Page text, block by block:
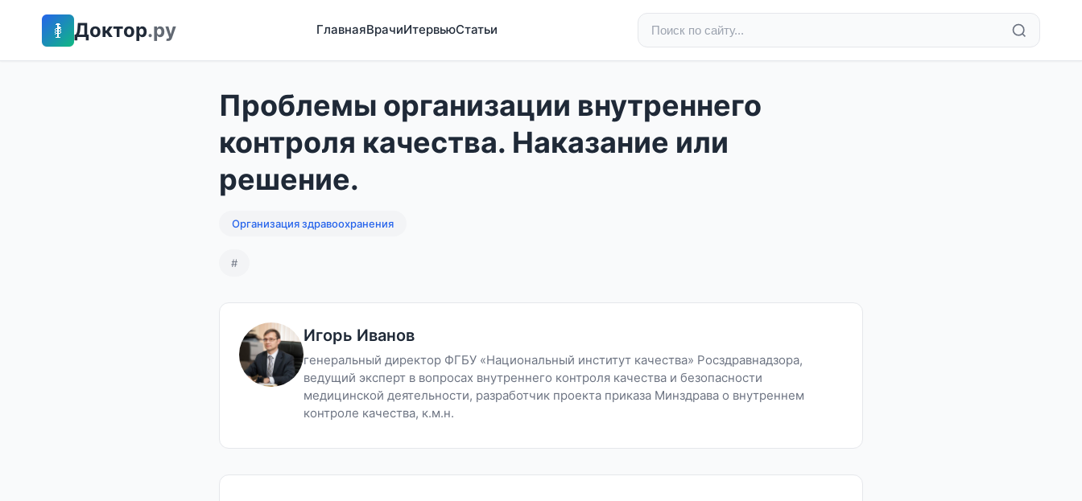
Доктор.ру ГлавнаяВрачиИтервьюСтатьи
Проблемы организации внутреннего
контроля качества. Наказание или
решение.
Организация здравоохранения
#
Игорь Иванов
генеральный директор ФГБУ «Национальный институт качества» Росздравнадзора,
ведущий эксперт в вопросах внутреннего контроля качества и безопасности
медицинской деятельности, разработчик проекта приказа Минздрава о внутреннем
контроле качества, к.м.н.